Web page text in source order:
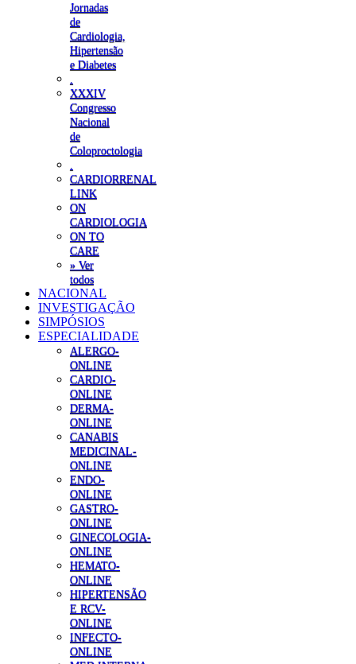
Jornadas
de
Cardiologia,
Hipertensão
e Diabetes
XXXIV
Congresso
Nacional
de
Coloproctologia
CARDIORRENAL
LINK
ON
CARDIOLOGIA
ON TO
CARE
» Ver
todos
NACIONAL
INVESTIGAÇÃO
SIMPÓSIOS
ESPECIALIDADE
ALERGO-
ONLINE
CARDIO-
ONLINE
DERMA-
ONLINE
CANABIS
MEDICINAL-
ONLINE
ENDO-
ONLINE
GASTRO-
ONLINE
GINECOLOGIA-
ONLINE
HEMATO-
ONLINE
HIPERTENSÃO
E RCV-
ONLINE
INFECTO-
ONLINE